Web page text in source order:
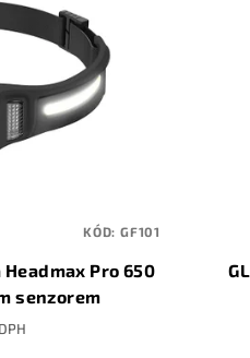
Headmax Pro 650
senzorem
KÓD: GF101